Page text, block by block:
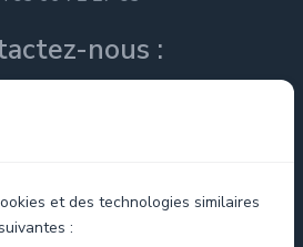
et des technologies similaires
:
nous :